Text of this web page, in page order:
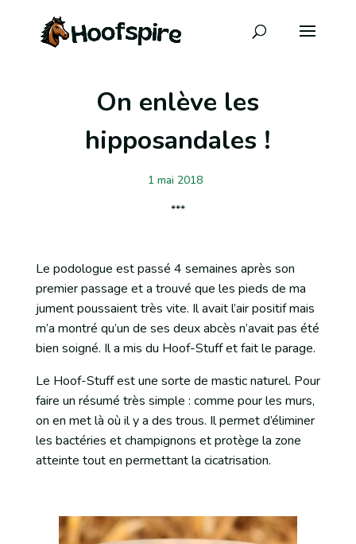
On enlève les
hipposandales !
1 mai 2018
Le podologue est passé 4 semaines après son
premier passage et a trouvé que les pieds de ma
jument poussaient très vite. Il avait l’air positif mais
m’a montré qu’un de ses deux abcès n’avait pas été
bien soigné. Il a mis du Hoof-Stuff et fait le parage.
Le Hoof-Stuff est une sorte de mastic naturel. Pour
faire un résumé très simple : comme pour les murs,
on en met là où il y a des trous. Il permet d’éliminer
les bactéries et champignons et protège la zone
atteinte tout en permettant la cicatrisation.